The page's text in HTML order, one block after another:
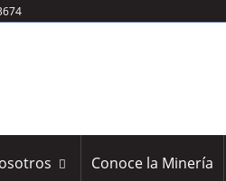
Conoce la Minería